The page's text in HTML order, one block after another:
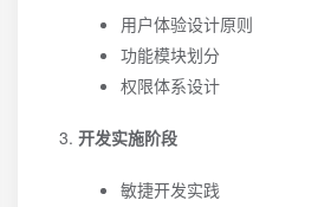
用户体验设计原则
功能模块划分
权限体系设计
开发实施阶段
敏捷开发实践